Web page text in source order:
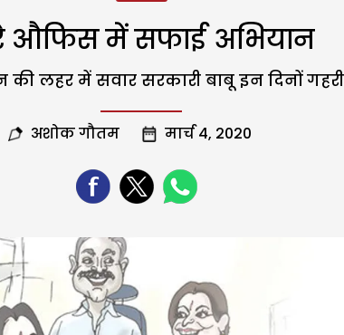
औफिस में सफाई अभियान
लहर में सवार सरकारी बाबू इन दिनों गहरी
अशोक गौतम मार्च 4, 2020